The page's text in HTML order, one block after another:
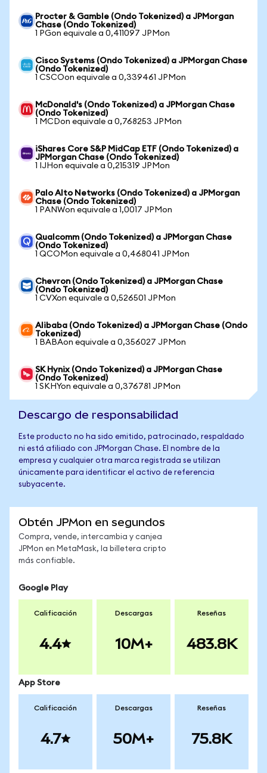
Procter & Gamble (Ondo Tokenized) a JPMorgan
Chase (Ondo Tokenized)
1 PGon equivale a 0,411097 JPMon
Cisco Systems (Ondo Tokenized) a JPMorgan Chase
(Ondo Tokenized)
1 CSCOon equivale a 0,339461 JPMon
McDonald's (Ondo Tokenized) a JPMorgan Chase
(Ondo Tokenized)
1 MCDon equivale a 0,768253 JPMon
iShares Core S&P MidCap ETF (Ondo Tokenized) a
JPMorgan Chase (Ondo Tokenized)
1 IJHon equivale a 0,215319 JPMon
Palo Alto Networks (Ondo Tokenized) a JPMorgan
Chase (Ondo Tokenized)
1 PANWon equivale a 1,0017 JPMon
Qualcomm (Ondo Tokenized) a JPMorgan Chase
(Ondo Tokenized)
1 QCOMon equivale a 0,468041 JPMon
Chevron (Ondo Tokenized) a JPMorgan Chase
(Ondo Tokenized)
1 CVXon equivale a 0,526501 JPMon
Alibaba (Ondo Tokenized) a JPMorgan Chase (Ondo
Tokenized)
1 BABAon equivale a 0,356027 JPMon
SK Hynix (Ondo Tokenized) a JPMorgan Chase
(Ondo Tokenized)
1 SKHYon equivale a 0,376781 JPMon
Descargo de responsabilidad
Este producto no ha sido emitido, patrocinado, respaldado
ni está afiliado con JPMorgan Chase. El nombre de la
empresa y cualquier otra marca registrada se utilizan
únicamente para identificar el activo de referencia
subyacente.
Obtén JPMon en segundos
Compra, vende, intercambia y canjea
JPMon en MetaMask, la billetera cripto
más confiable.
Google Play
Calificación
4.4
Descargas
10M+
Reseñas
483.8K
App Store
Calificación
4.7
Descargas
50M+
Reseñas
75.8K